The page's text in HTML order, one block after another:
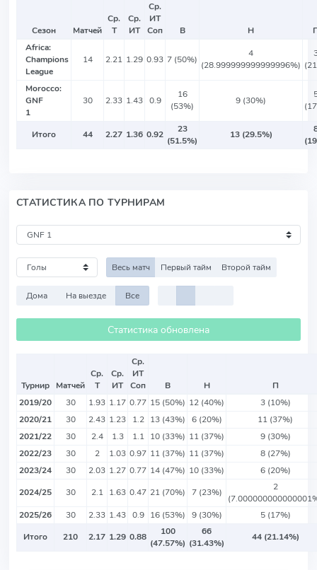
Сезон Матчей
Ср.
Т
Ср.
ИТ
Ср.
ИТ
Соп
В Н
Africa:
Champions
League
14 2.21 1.29 0.93 7 (50%)
4
(28.999999999999996%)
Morocco:
GNF
1
30 2.33 1.43 0.9
16
(53%)
9 (30%)
Итого 44 2.27 1.36 0.92
23
(51.5%)
13 (29.5%)
СТАТИСТИКА ПО ТУРНИРАМ
Весь матч Первый тайм Второй тайм
Дома На выезде Все
Статистика обновлена
Турнир Матчей
Ср.
Т
Ср.
ИТ
Ср.
ИТ
Соп
В Н
П
2019/20
30 1.93 1.17 0.77 15 (50%) 12 (40%)
3 (10%)
2020/21
30 2.43 1.23 1.2 13 (43%) 6 (20%)
11 (37%)
2021/22
30 2.4 1.3 1.1 10 (33%) 11 (37%)
9 (30%)
2022/23
30 2 1.03 0.97 11 (37%) 11 (37%)
8 (27%)
2023/24
30 2.03 1.27 0.77 14 (47%) 10 (33%)
6 (20%)
2024/25
30 2.1 1.63 0.47 21 (70%) 7 (23%)
2
2025/26
30 2.33 1.43 0.9 16 (53%) 9 (30%)
5 (17%)
Итого
210 2.17 1.29 0.88
100
(47.57%)
66
(31.43%)
44 (21.14%)